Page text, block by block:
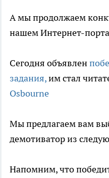
А мы продолжаем
нашем Интернет-
Сегодня объявлен
задания,им стал
Osbourne
Мы предлагаем вам
демотиватор из
Напомним, что